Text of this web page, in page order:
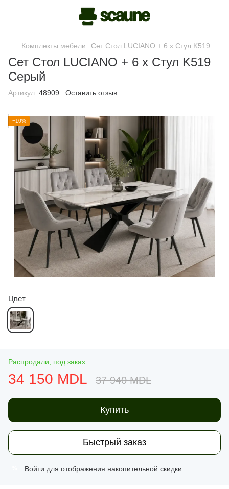
Комплекты мебели Сет Стол LUCIANO + 6 x Стул K519
Сет Стол LUCIANO + 6 x Стул K519
Серый
Артикул: 48909 Оставить отзыв
−10%
Цвет
Распродали, под заказ
34 150 MDL 37 940 MDL
Купить
Быстрый заказ
Войти для отображения накопительной скидки